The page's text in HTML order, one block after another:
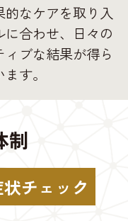
なケアを取り入
合わせ、日々の
ブな結果が得ら
す。
制
チェック